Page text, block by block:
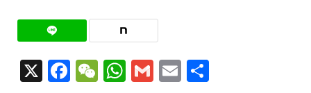
X Facebook
WeChat
WhatsApp
GmailEmail